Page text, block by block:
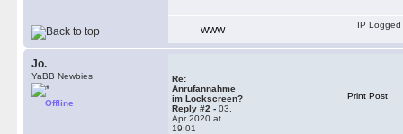
WWW
IP Logged
Jo.
YaBB Newbies
Offline
Re:
Anrufannahme
im Lockscreen?
Reply #2 - 03.
Apr 2020 at
19:01
Print Post